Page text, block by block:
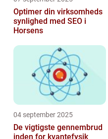
Optimer din virksomheds
synlighed med SEO i
Horsens
04 september 2025
De vigtigste gennembrud
inden for kvantefysik